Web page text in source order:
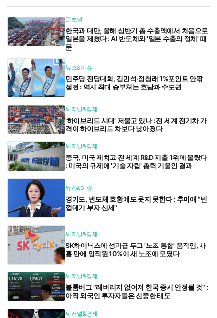
글로벌
한국과 대만, 올해 상반기 총 수출액에서 처음으로
일본을 제쳤다 : AI 반도체와 '일본 수출의 정체' 때
문
뉴스&이슈
민주당 전당대회, 김민석·정청래 1%포인트 안팎
접전 : 역시 최대 승부처는 호남과 수도권
씨저널&경제
'하이브리드 시대' 저물고 있나 : 전 세계 전기차 가
격이 하이브리드 차보다 낮아졌다
씨저널&경제
중국, 미국 제치고 전 세계 R&D 지출 1위에 올랐다
: 미국의 규제에 '기술 자립' 총력 기울인 결과
뉴스&이슈
경기도, 반도체 호황에도 웃지 못한다 : 추미애 "빈
껍데기 부자 신세"
씨저널&경제
SK하이닉스에 성과급 두고 '노조 통합' 움직임, 사
흘 만에 임직원 10%이 새 노조에 모였다
씨저널&경제
블룸버그 "레버리지 없어져 한국 증시 안정될 것" :
아직 외국인 투자자들은 신중한 태도
씨저널&경제